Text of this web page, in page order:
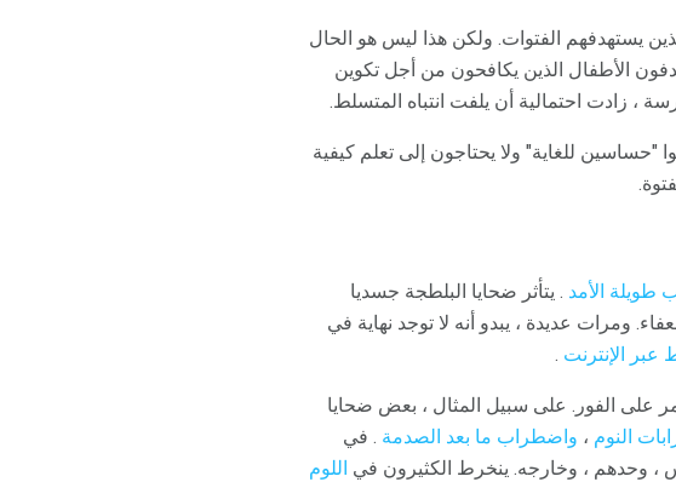
يستهدفهم الفتوات. ولكن هذا ليس هو الحال
الأطفال الذين يكافحون من أجل تكوين
، زادت احتمالية أن يلفت انتباه المتسلط.
"حساسين للغاية" ولا يحتاجون إلى تعلم كيفية
طويلة الأمد . يتأثر ضحايا البلطجة جسديا
ومرات عديدة ، يبدو أنه لا توجد نهاية في
عبر الإنترنت .
على الفور. على سبيل المثال ، بعض ضحايا
النوم ، واضطراب ما بعد الصدمة . في
، وحدهم ، وخارجه. ينخرط الكثيرون في اللوم